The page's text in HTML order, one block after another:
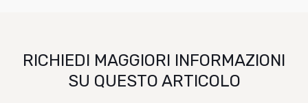
RICHIEDI MAGGIORI INFORMAZIONI
SU QUESTO ARTICOLO